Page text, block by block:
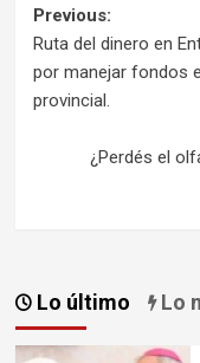
Post
navigation
Previous:
Ruta del dinero en
por manejar fondos
provincial.
¿Perdés el
Lo último Lo